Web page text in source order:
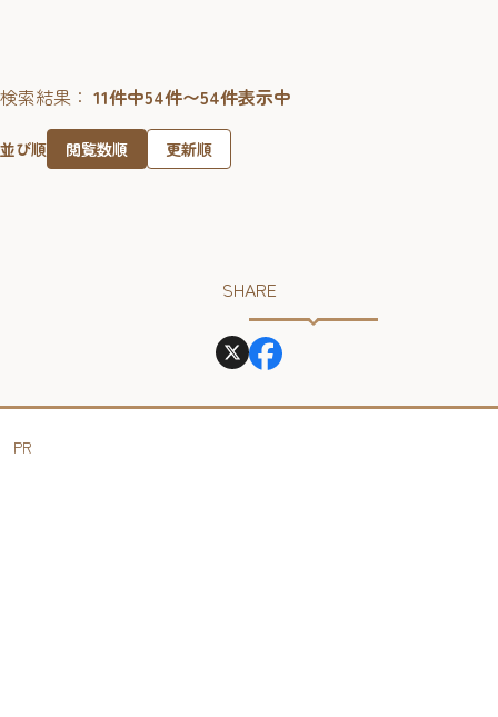
検索結果： 11件中54件〜54件表示中
並び順 閲覧数順 更新順
SHARE
PR